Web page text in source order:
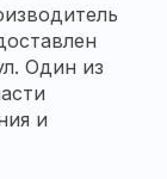
Один из
и